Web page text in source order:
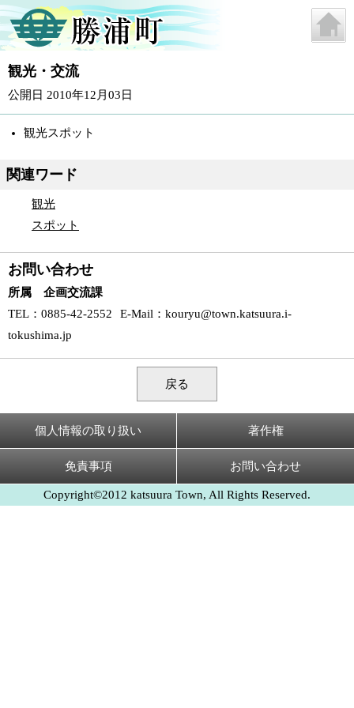
観光・交流
公開日 2010年12月03日
観光スポット
関連ワード
観光
スポット
お問い合わせ
所属 企画交流課
TEL ：0885-42-2552 E-Mail ： kouryu@town.katsuura.i-
tokushima.jp
戻る
個人情報の取り扱い 著作権
免責事項 お問い合わせ
Copyright©2012 katsuura Town, All Rights Reserved.